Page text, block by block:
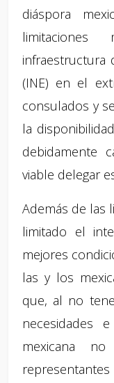
diáspora
infraestructura
(INE) en el
consulados y
la
debidamente
viable delegar
Además de las
limitado el
mejores
las y los
que, al no
necesidades
mexicana